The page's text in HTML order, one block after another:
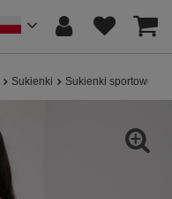
Sukienki Sukienki sportowe /